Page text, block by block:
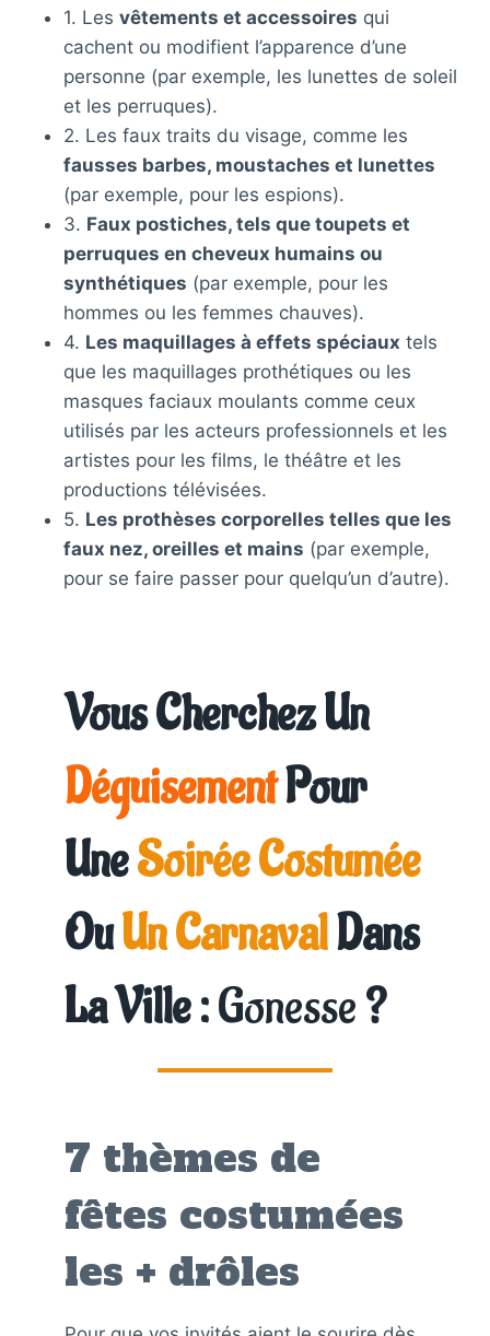
1. Les vêtements et accessoires qui
cachent ou modifient l’apparence d’une
personne (par exemple, les lunettes de soleil
et les perruques).
2. Les faux traits du visage, comme les
fausses barbes, moustaches et lunettes
(par exemple, pour les espions).
3. Faux postiches, tels que toupets et
perruques en cheveux humains ou
synthétiques (par exemple, pour les
hommes ou les femmes chauves).
4. Les maquillages à effets spéciaux tels
que les maquillages prothétiques ou les
masques faciaux moulants comme ceux
utilisés par les acteurs professionnels et les
artistes pour les films, le théâtre et les
productions télévisées.
5. Les prothèses corporelles telles que les
faux nez, oreilles et mains (par exemple,
pour se faire passer pour quelqu’un d’autre).
Vous Cherchez Un
DéguisementPour
UneSoirée Costumée
OuUn CarnavalDans
La Ville :Gonesse?
7 thèmes de
fêtes costumées
les + drôles